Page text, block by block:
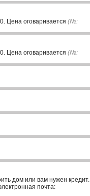
Цена оговаривается (№:
Цена оговаривается (№:
дом или вам нужен кредит.
почта: